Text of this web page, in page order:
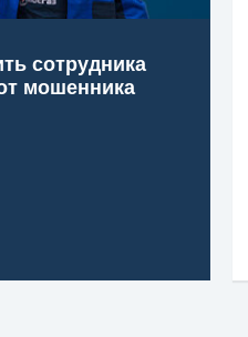
сотрудника
мошенника